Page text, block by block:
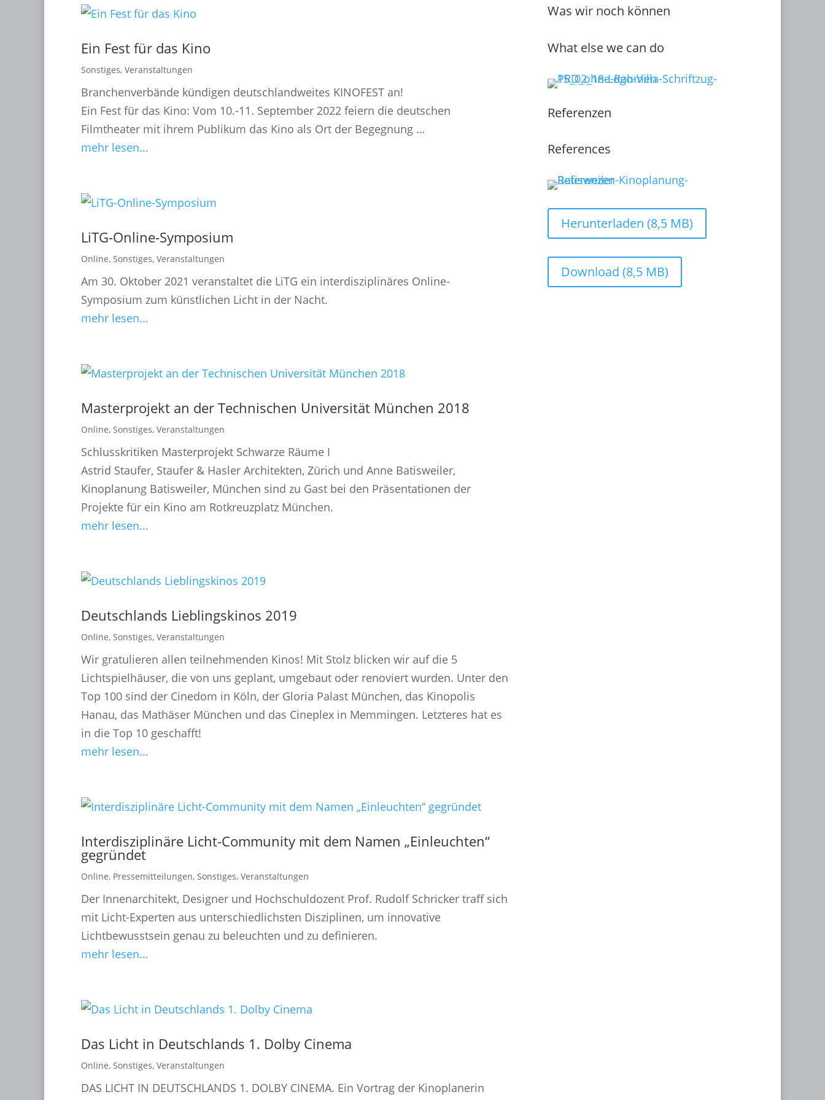
Ein Fest für das Kino
Sonstiges, Veranstaltungen
Branchenverbände kündigen deutschlandweites KINOFEST an!
Ein Fest für das Kino: Vom 10.-11. September 2022 feiern die deutschen
Filmtheater mit ihrem Publikum das Kino als Ort der Begegnung …
mehr lesen...
LiTG-Online-Symposium
Online, Sonstiges, Veranstaltungen
Am 30. Oktober 2021 veranstaltet die LiTG ein interdisziplinäres Online-
Symposium zum künstlichen Licht in der Nacht.
mehr lesen...
Masterprojekt an der Technischen Universität München 2018
Online, Sonstiges, Veranstaltungen
Schlusskritiken Masterprojekt Schwarze Räume I
Astrid Staufer, Staufer & Hasler Architekten, Zürich und Anne Batisweiler,
Kinoplanung Batisweiler, München sind zu Gast bei den Präsentationen der
Projekte für ein Kino am Rotkreuzplatz München.
mehr lesen...
Deutschlands Lieblingskinos 2019
Online, Sonstiges, Veranstaltungen
Wir gratulieren allen teilnehmenden Kinos! Mit Stolz blicken wir auf die 5
Lichtspielhäuser, die von uns geplant, umgebaut oder renoviert wurden. Unter den
Top 100 sind der Cinedom in Köln, der Gloria Palast München, das Kinopolis
Hanau, das Mathäser München und das Cineplex in Memmingen. Letzteres hat es
in die Top 10 geschafft!
mehr lesen...
Interdisziplinäre Licht-Community mit dem Namen „Einleuchten“
gegründet
Online, Pressemitteilungen, Sonstiges, Veranstaltungen
Der Innenarchitekt, Designer und Hochschuldozent Prof. Rudolf Schricker traff sich
mit Licht-Experten aus unterschiedlichsten Disziplinen, um innovative
Lichtbewusstsein genau zu beleuchten und zu definieren.
mehr lesen...
Das Licht in Deutschlands 1. Dolby Cinema
Online, Sonstiges, Veranstaltungen
DAS LICHT IN DEUTSCHLANDS 1. DOLBY CINEMA. Ein Vortrag der Kinoplanerin
Was wir noch können
What else we can do
Referenzen
References
Herunterladen (8,5 MB)
Download (8,5 MB)